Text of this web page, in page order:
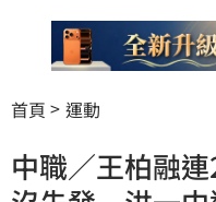
首頁 運動
中職／王柏融